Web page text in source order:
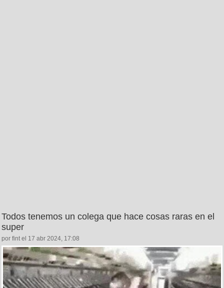
Todos tenemos un colega que hace cosas raras en el
super
por fint el 17 abr 2024, 17:08